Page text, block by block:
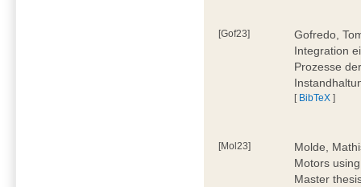
[Gof23]
Gofredo,
Integration
Prozesse
[ BibTeX ]
[Mol23]
Molde,
Motors
Master